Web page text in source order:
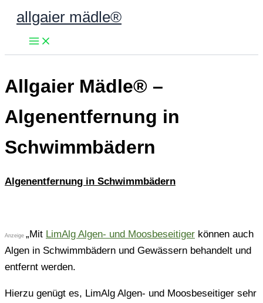
Zum
Inhalt
springen
allgaier mädle®
Allgaier Mädle® –
Algenentfernung in
Schwimmbädern
Algenentfernung in Schwimmbädern
Anzeige „Mit LimAlg Algen- und Moosbeseitiger können auch
Algen in Schwimmbädern und Gewässern behandelt und
entfernt werden.
Hierzu genügt es, LimAlg Algen- und Moosbeseitiger sehr